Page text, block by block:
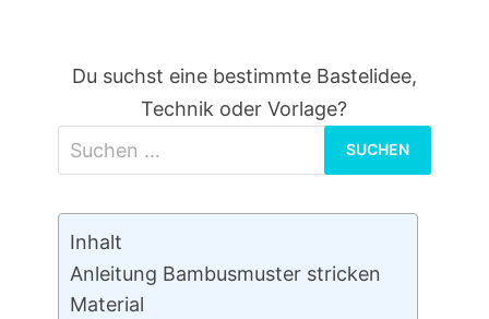
Du suchst eine bestimmte Bastelidee,
Technik oder Vorlage?
nach:
Inhalt
Anleitung Bambusmuster stricken
Material